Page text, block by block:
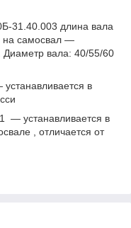
31.40.003 длина вала
на самосвал —
Диаметр вала: 40/55/60
в
— устанавливается в
, отличается от